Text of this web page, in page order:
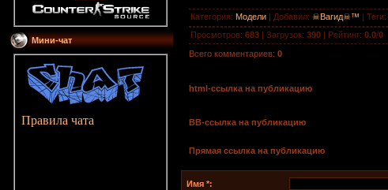
Мини-чат
Правила чата
Категория: Модели | Добавил: ☠Вагид☠™ | Теги:
Просмотров: 683 | Загрузок: 390 | Рейтинг: 0.0/0
Всего комментариев: 0
html-cсылка на публикацию
BB-cсылка на публикацию
Прямая ссылка на публикацию
Имя *: